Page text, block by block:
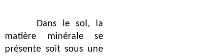
Dans le sol, la
matière minérale se
présente soit sous une